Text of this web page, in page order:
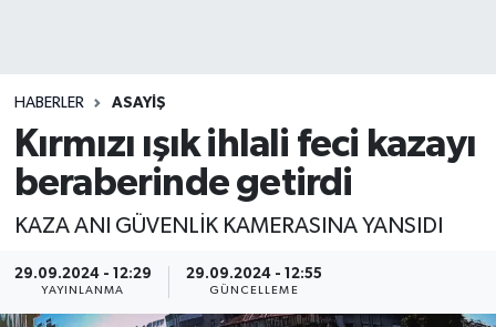
HABERLER ASAYIŞ
Kırmızı ışık ihlali feci kazayı
beraberinde getirdi
KAZA ANI GÜVENLİK KAMERASINA YANSIDI
29.09.2024 - 12:29
YAYINLANMA
29.09.2024 - 12:55
GÜNCELLEME